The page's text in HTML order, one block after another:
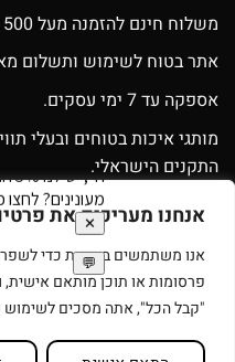
אנחנו מעריכים את
אנו משתמשים בעוגיות כדי
פרסומות או תוכן מותאם
"קבל הכל", אתה מסכים לשימוש
משלוח חינם להזמנה מעל 500 ש”ח.
אתר בטוח לשימוש ותשלום
אספקה עד 7 ימי עסקים.
מותגי איכות בטוחים ובעלי
התקנים הישראלי.
אפשרות החלפה / החזרה עפ”י
Visa
רוצים להיות